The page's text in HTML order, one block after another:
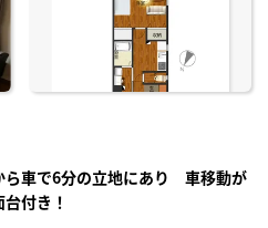
ら車で6分の立地にあり 車移動が
付き！